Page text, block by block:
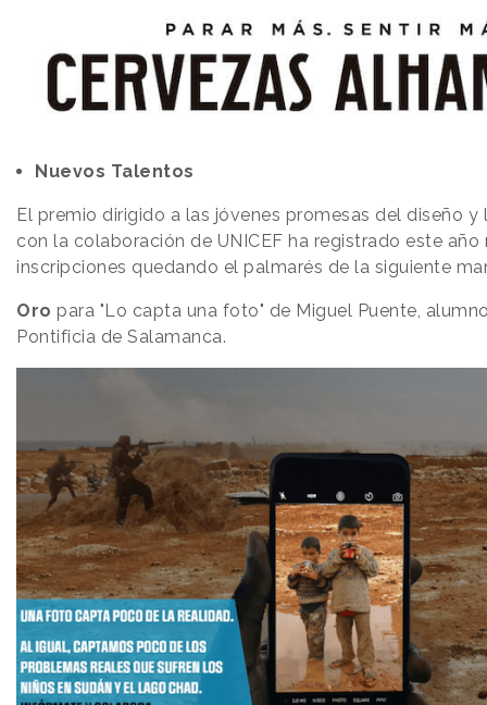
Nuevos Talentos
El premio dirigido a las jóvenes promesas del diseño
con la colaboración de UNICEF ha registrado este año
inscripciones quedando el palmarés de la siguiente
Oro para "Lo capta una foto" de Miguel Puente,
Pontificia de Salamanca.